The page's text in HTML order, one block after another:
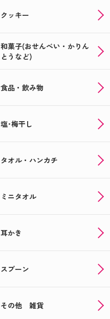
クッキー
和菓子(おせんべい・かりん
とうなど)
食品・飲み物
塩･梅干し
タオル・ハンカチ
ミニタオル
耳かき
スプーン
その他 雑貨